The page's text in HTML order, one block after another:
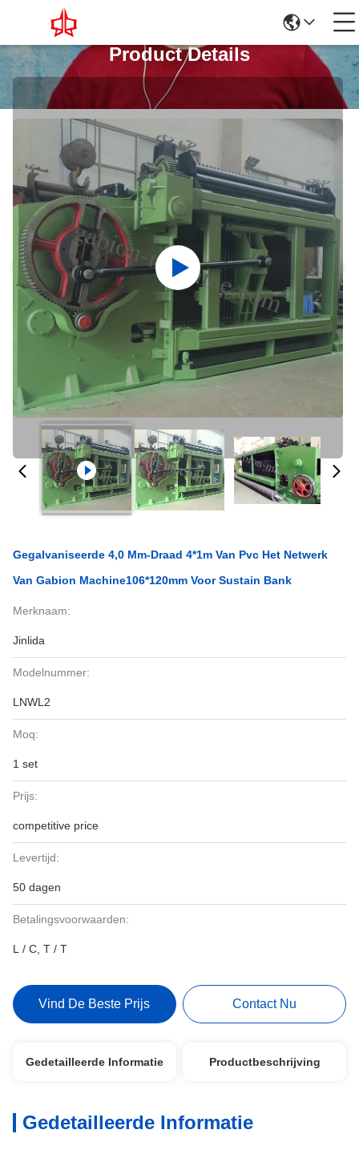
Product Details
Gegalvaniseerde 4,0 Mm-Draad 4*1m Van Pvc Het Netwerk
Van Gabion Machine106*120mm Voor Sustain Bank
Merknaam:
Jinlida
Modelnummer:
LNWL2
Moq:
1 set
Prijs:
competitive price
Levertijd:
50 dagen
Betalingsvoorwaarden:
L / C, T / T
Vind De Beste Prijs Contact Nu
Gedetailleerde Informatie Productbeschrijving
Gedetailleerde Informatie